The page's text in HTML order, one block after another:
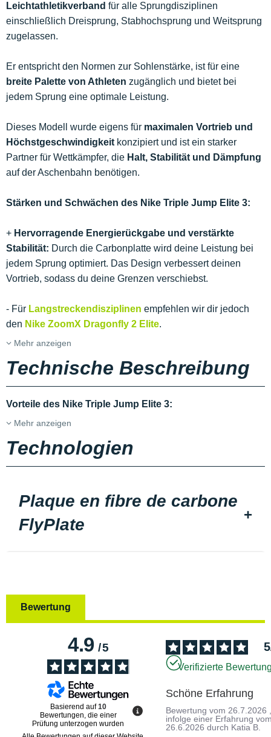
Leichtathletikverband für alle Sprungdisziplinen
einschließlich Dreisprung, Stabhochsprung und Weitsprung
zugelassen.
Er entspricht den Normen zur Sohlenstärke, ist für eine
breite Palette von Athleten zugänglich und bietet bei
jedem Sprung eine optimale Leistung.
Dieses Modell wurde eigens für maximalen Vortrieb und
Höchstgeschwindigkeit konzipiert und ist ein starker
Partner für Wettkämpfer, die Halt, Stabilität und Dämpfung
auf der Aschenbahn benötigen.
Stärken und Schwächen des Nike Triple Jump Elite 3:
+ Hervorragende Energierückgabe und verstärkte
Stabilität: Durch die Carbonplatte wird deine Leistung bei
jedem Sprung optimiert. Das Design verbessert deinen
Vortrieb, sodass du deine Grenzen verschiebst.
- Für Langstreckendisziplinen empfehlen wir dir jedoch
den Nike ZoomX Dragonfly 2 Elite.
Mehr anzeigen
Technische Beschreibung
Vorteile des Nike Triple Jump Elite 3:
Mehr anzeigen
Technologien
Plaque en fibre de carbone
FlyPlate
Bewertung
4.9/5
Basierend auf10
Bewertungen, die einer
Prüfung unterzogen wurden
5
Verifizierte
Schöne Erfahrung
Bewertung vom 26.7.2026
infolge einer Erfahrung
26.6.2026 durch Katia B.